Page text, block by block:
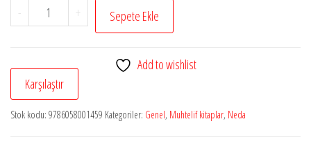
-
Reddu
Mubtedia
(Bidatçilere
Reddiye)
adet
+ Sepete Ekle
Add to wishlist
Karşılaştır
Stok kodu: 9786058001459 Kategoriler: Genel, Muhtelif kitaplar, Neda